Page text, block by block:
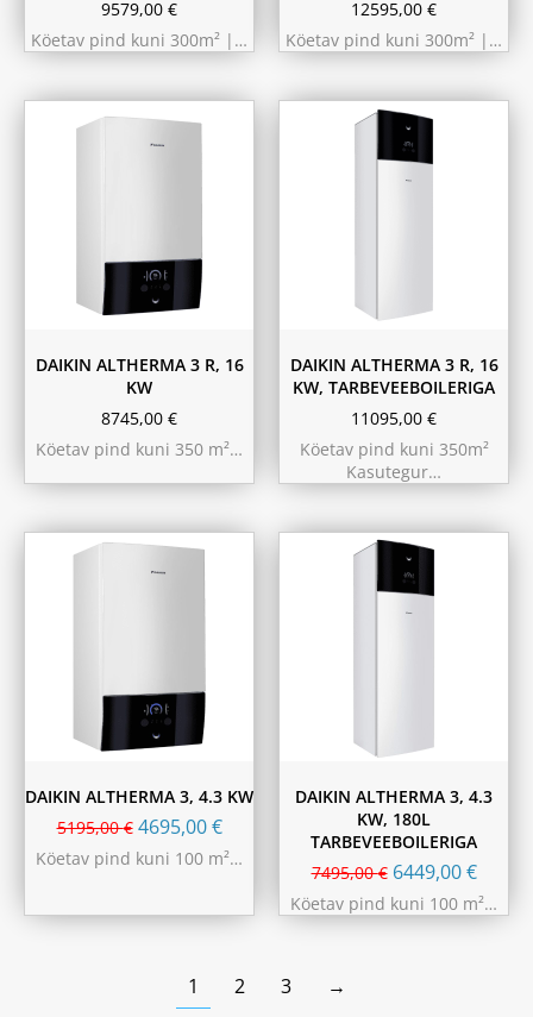
9579,00 €
Köetav pind kuni 300m² |…
12595,00 €
Köetav pind kuni 300m² |…
DAIKIN ALTHERMA 3 R, 16
KW
8745,00 €
Köetav pind kuni 350 m²…
230L
DAIKIN ALTHERMA 3 R, 16
KW, TARBEVEEBOILERIGA
11095,00 €
Köetav pind kuni 350m²
Kasutegur…
DAIKIN ALTHERMA 3, 4.3 KW
5195,00€ 4695,00€
Köetav pind kuni 100 m²…
DAIKIN ALTHERMA 3, 4.3
KW, 180L
TARBEVEEBOILERIGA
7495,00€ 6449,00€
Köetav pind kuni 100 m²…
1 2 3 →